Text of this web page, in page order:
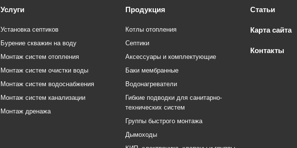
Услуги
Установка септиков
Бурение скважин на воду
Монтаж систем отопления
Монтаж систем очистки воды
Монтаж систем водоснабжения
Монтаж систем канализации
Монтаж дренажа
Продукция
Котлы отопления
Септики
Аксессуары и комплектующие
Баки мембранные
Водонагреватели
Гибкие подводки для санитарно-
технических систем
Группы быстрого монтажа
Дымоходы
Статьи
Карта сайта
Контакты